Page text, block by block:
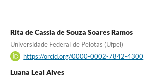
Rita de Cassia de Souza Soares Ramos
Universidade Federal de Pelotas (Ufpel)
https://orcid.org/0000-0002-7842-4300
Luana Leal Alves